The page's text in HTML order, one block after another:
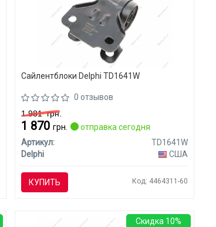
Сайлентблоки Delphi TD1641W
0 отзывов
1 981грн.
1 870грн.
отправка сегодня
Артикул:
TD1641W
Delphi
США
КУПИТЬ Код: 4464311-60
Скидка 10%